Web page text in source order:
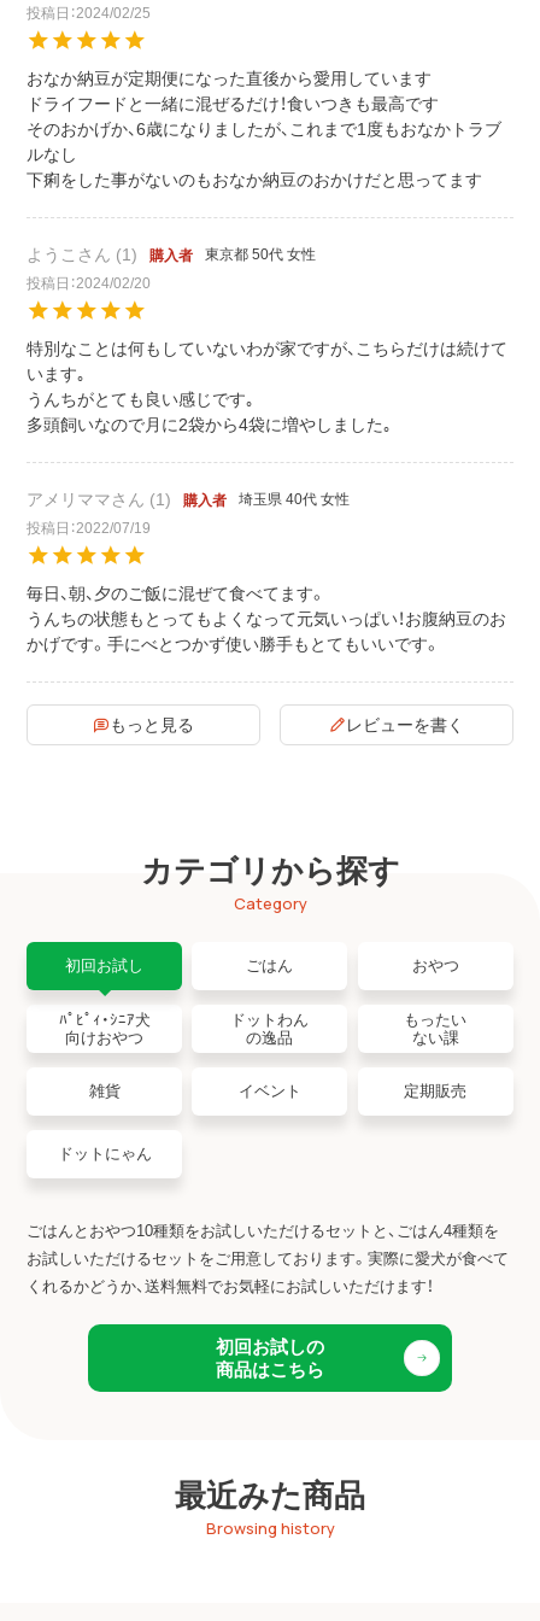
投稿日 2024/02/25
おなか納豆が定期便になった直後から愛用しています
ドライフードと一緒に混ぜるだけ！食いつきも最高です
そのおかげか、6歳になりましたが、これまで1度もおなかトラブ
ルなし
下痢をした事がないのもおなか納豆のおかけだと思ってます
ようこ 1 購入者 東京都 50代 女性
投稿日 2024/02/20
特別なことは何もしていないわが家ですが、こちらだけは続けて
います｡
うんちがとても良い感じです｡
アメリママ 1 購入者 埼玉県 40代 女性
投稿日 2022/07/19
毎日、朝、夕のご飯に混ぜて食べてます。
うんちの状態もとってもよくなって元気いっぱい！お腹納豆のお
かげです。手にべとつかず使い勝手もとてもいいです。
もっと見る レビューを書く
カテゴリから探す
Category
初回お試し ごはん おやつ
ﾊﾟﾋﾟｨ・ｼﾆｱ犬
向けおやつ
ドットわん
の逸品
もったい
ない課
雑貨 イベント 定期販売
ドットにゃん
ごはんとおやつ10種類をお試しいただけるセットと、ごはん4種類を
お試しいただけるセットをご用意しております。実際に愛犬が食べて
くれるかどうか、送料無料でお気軽にお試しいただけます！
初回お試しの
商品はこちら
最近みた商品
Browsing history